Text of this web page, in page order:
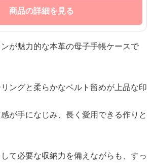
商品の詳細を見る
が魅力的な本革の母子手帳ケースで
ングと柔らかなベルト留めが上品な印
が手になじみ、長く愛用できる作りと
て必要な収納力を備えながらも、すっ